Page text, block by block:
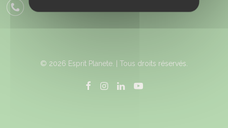
© 2026 Esprit Planete. | Tous droits réservés.